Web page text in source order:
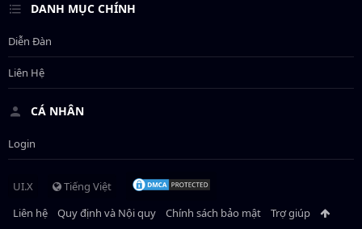
DANH MỤC CHÍNH
Diễn Đàn
Liên Hệ
CÁ NHÂN
Login
UI.X
Tiếng Việt
Liên hệ
Quy định và Nội quy Chính sách bảo mật Trợ giúp